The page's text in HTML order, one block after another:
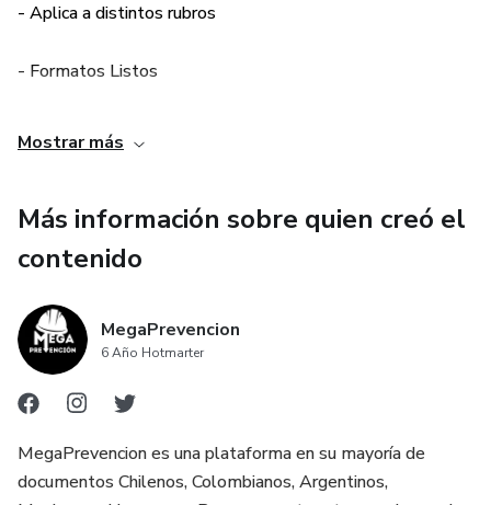
- Aplica a distintos rubros
- Formatos Listos
+ Bonus de Regalo: Ebook Guía para la aplicación del
Mostrar más
Más información sobre quien creó el
contenido
MegaPrevencion
6 Año Hotmarter
MegaPrevencion es una plataforma en su mayoría de
documentos Chilenos, Colombianos, Argentinos,